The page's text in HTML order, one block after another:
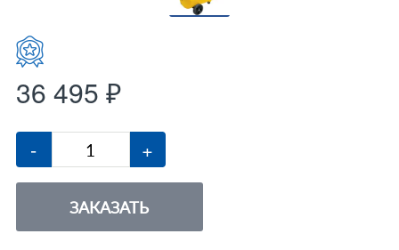
36 495 ₽
- +
ЗАКАЗАТЬ